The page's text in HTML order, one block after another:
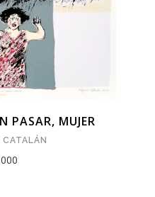
PASAR, MUJER
CATALÁN